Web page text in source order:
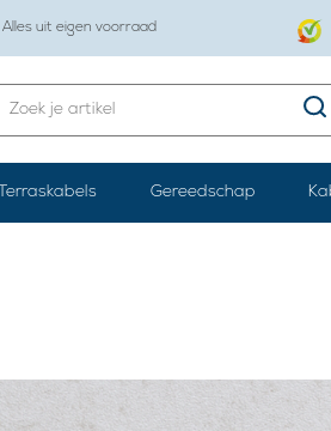
Alles uit eigen voorraad
Terraskabels Gereedschap